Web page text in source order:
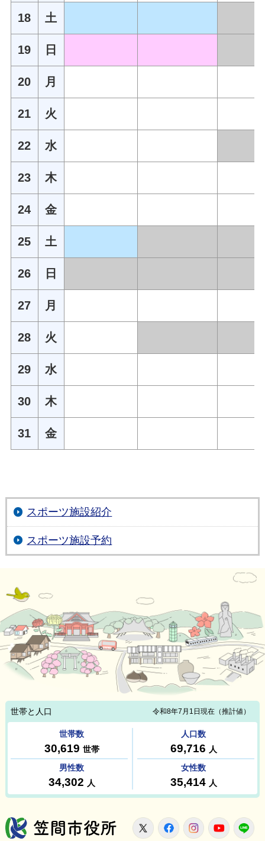
18 土
19 日
20 月
21 火
22 水
23 木
24 金
25 土
26 日
27 月
28 火
29 水
30 木
31 金
スポーツ施設紹介
スポーツ施設予約
笠間市役所
X FacebookInstagram